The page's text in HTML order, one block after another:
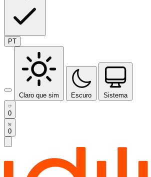
PT
Claro que sim Escuro Sistema
0
0